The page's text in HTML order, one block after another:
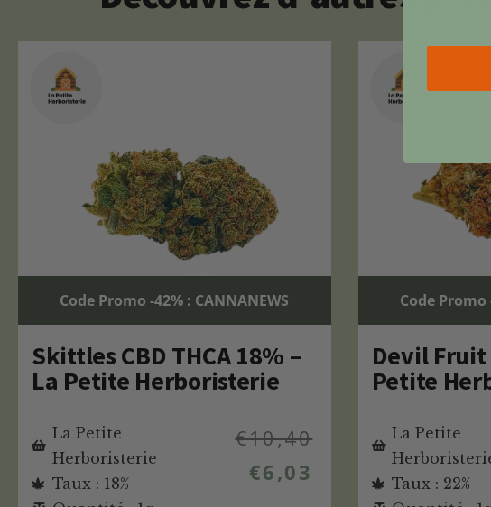
Code Promo -42% : CANNANEWS
Skittles CBD THCA 18% –
La Petite Herboristerie
La Petite
Herboristerie
Taux : 18%
€10,40
€6,03
Code Promo
Devil Fruit
Petite
La Petite
Taux : 22%